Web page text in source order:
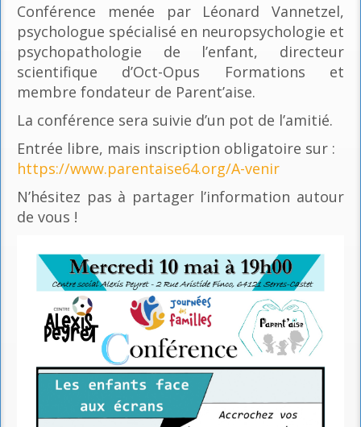
Conférence menée par Léonard Vannetzel,
psychologue spécialisé en neuropsychologie et
psychopathologie de l’enfant, directeur
scientifique d’Oct-Opus Formations et
membre fondateur de Parent’aise.
La conférence sera suivie d’un pot de l’amitié.
Entrée libre, mais inscription obligatoire sur :
https://www.parentaise64.org/A-venir
N’hésitez pas à partager l’information autour
de vous !